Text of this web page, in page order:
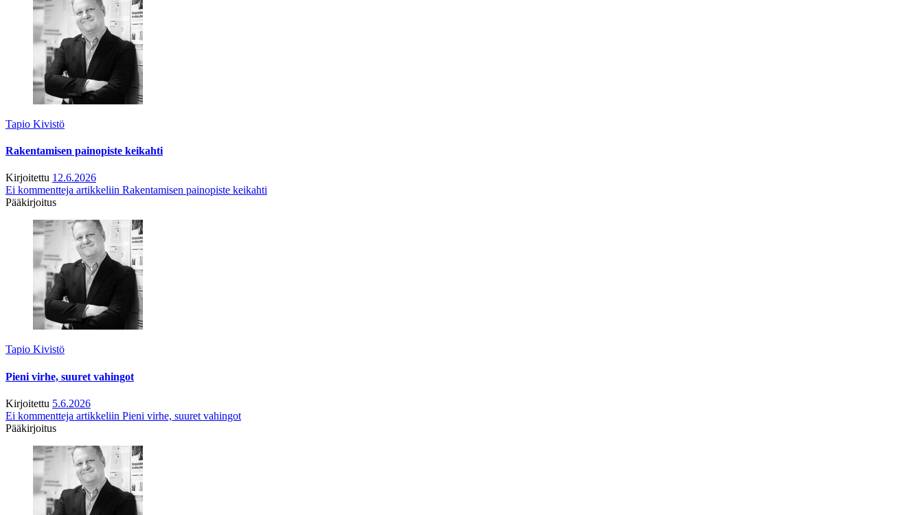
Tapio Kivistö
Rakentamisen painopiste keikahti
Kirjoitettu 12.6.2026
Ei kommentteja artikkeliin Rakentamisen painopiste keikahti
Pääkirjoitus
Tapio Kivistö
Pieni virhe, suuret vahingot
Kirjoitettu 5.6.2026
Ei kommentteja artikkeliin Pieni virhe, suuret vahingot
Pääkirjoitus